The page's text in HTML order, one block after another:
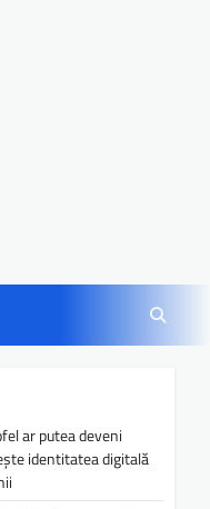
ar putea deveni
identitatea digitală